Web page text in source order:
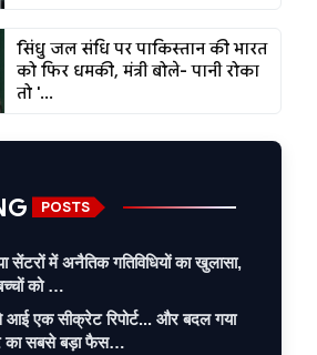
सिंधु जल संधि पर पाकिस्तान की भारत
को फिर धमकी, मंत्री बोले- पानी रोका
तो '...
POSTS
सेंटरों में अनैतिक गतिविधियों का खुलासा,
को …
आई एक सीक्रेट रिपोर्ट... और बदल गया
का सबसे बड़ा फैस…